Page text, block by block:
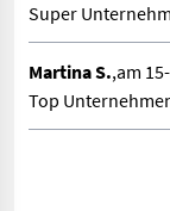
Super
Martina S.,am
Top